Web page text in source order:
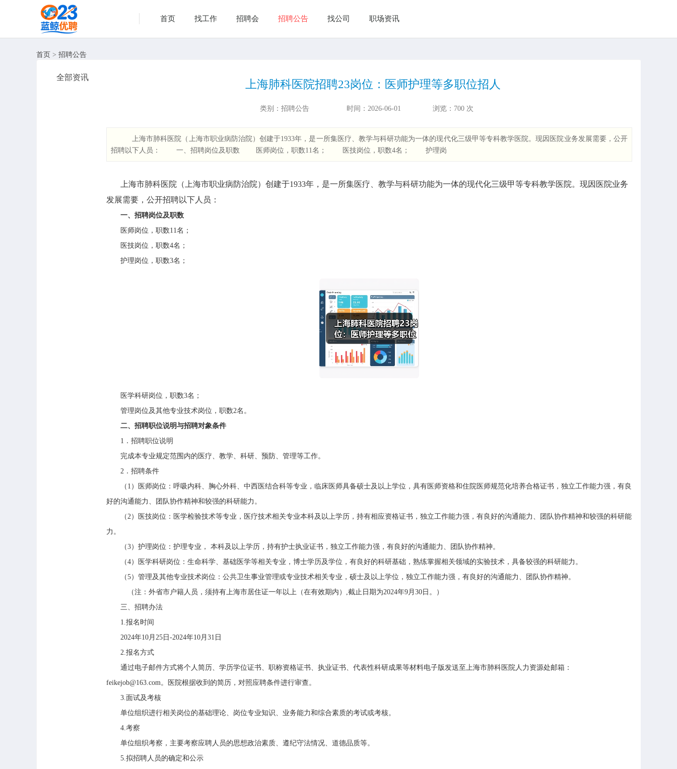
首页 找工作 招聘会 招聘公告 找公司 职场资讯
首页 > 招聘公告
全部资讯
上海肺科医院招聘23岗位：医师护理等多职位招人
类别：招聘公告 时间： 2026-06-01 浏览： 700 次
上海市肺科医院（上海市职业病防治院）创建于1933年，是一所集医疗、教学与科研功能为一体的现代化三级甲等专科教学医院。现因医院业务发展需要，公开
招聘以下人员： 一、招聘岗位及职数 医师岗位，职数11名； 医技岗位，职数4名； 护理岗
上海市肺科医院（上海市职业病防治院）创建于1933年，是一所集医疗、教学与科研功能为一体的现代化三级甲等专科教学医院。现因医院业务
发展需要，公开招聘以下人员：
一、招聘岗位及职数
医师岗位，职数11名；
医技岗位，职数4名；
护理岗位，职数3名；
医学科研岗位，职数3名；
管理岗位及其他专业技术岗位，职数2名。
二、招聘职位说明与招聘对象条件
1 ．招聘职位说明
完成本专业规定范围内的医疗、教学、科研、预防、管理等工作。
2 ．招聘条件
（ 1 ）医师岗位：呼吸内科、胸心外科、中西医结合科等专业，临床医师具备硕士及以上学位，具有医师资格和住院医师规范化培养合格证书，独立工作能力强，有良
好的沟通能力、团队协作精神和较强的科研能力。
（2）医技岗位：医学检验技术等专业，医疗技术相关专业本科及以上学历，持有相应资格证书，独立工作能力强，有良好的沟通能力、团队协作精神和较强的科研能
力。
（3）护理岗位：护理专业， 本科及以上学历，持有护士执业证书，独立工作能力强，有良好的沟通能力、团队协作精神。
（4）医学科研岗位：生命科学、基础医学等相关专业，博士学历及学位，有良好的科研基础，熟练掌握相关领域的实验技术，具备较强的科研能力。
（5）管理及其他专业技术岗位：公共卫生事业管理或专业技术相关专业，硕士及以上学位，独立工作能力强，有良好的沟通能力、团队协作精神。
（注：外省市户籍人员，须持有上海市居住证一年以上（在有效期内） ,截止日期为2024年9月 30 日。）
三、招聘办法
1.报名时间
2024年10月 25 日 -2024年10月 31 日
2.报名方式
通过电子邮件方式将个人简历、学历学位证书、职称资格证书、执业证书、代表性科研成果等材料电子版发送至上海市肺科医院人力资源处邮箱：
feikejob@163.com。医院根据收到的简历，对照应聘条件进行审查。
3.面试及考核
单位组织进行相关岗位的基础理论、岗位专业知识、业务能力和综合素质的考试或考核。
4.考察
单位组织考察，主要考察应聘人员的思想政治素质、遵纪守法情况、道德品质等。
5.拟招聘人员的确定和公示